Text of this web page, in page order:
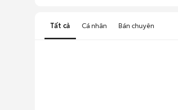
Tất cả Cá nhân Bán chuyên